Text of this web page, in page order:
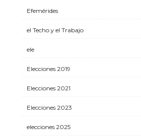
Efemérides
el Techo y el Trabajo
ele
Elecciones 2019
Elecciones 2021
Elecciones 2023
elecciones 2025